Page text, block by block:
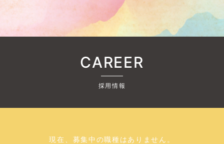
CAREER
採用情報
現在、募集中の職種はありません。